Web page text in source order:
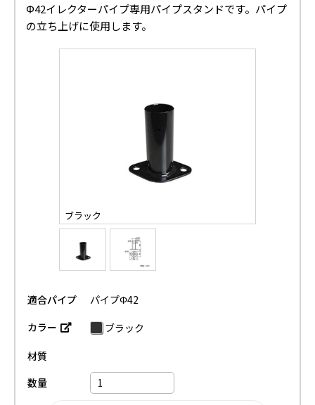
Φ42イレクターパイプ専用パイプスタンドです。パイプ
の立ち上げに使用します。
ブラック
適合パイプ
パイプΦ42
カラー
ブラック
材質
数量